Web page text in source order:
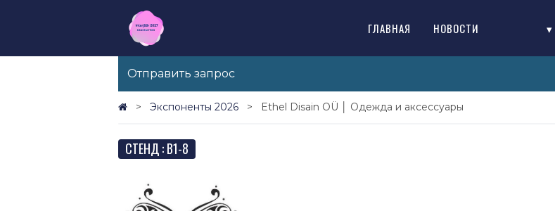
ГЛАВНАЯ НОВОСТИ ▾
Отправить запрос
Экспоненты 2026 Ethel Disain OÜ │ Одежда и аксессуары
СТЕНД : B1-8